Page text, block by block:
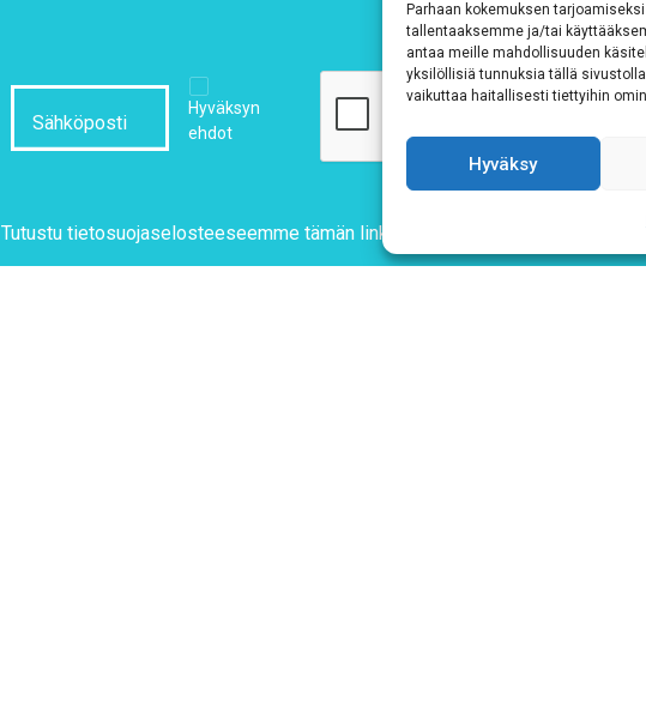
Parhaan kokemuksen
tallentaaksemme ja/tai
antaa meille mahdollisuuden
yksilöllisiä tunnuksia tällä
vaikuttaa haitallisesti tiettyihin
Hyväksy
Hyväksyn
ehdot
Tutustu tietosuojaselosteeseemme tämän linkin kautta!